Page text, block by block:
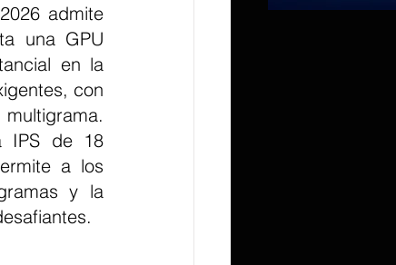
admite
una GPU
en la
con
IPS de 18
a los
y la